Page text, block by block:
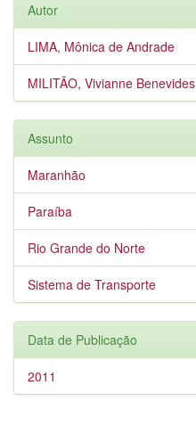
Autor
LIMA, Mônica de Andrade
MILITÃO, Vivianne Benevides
Assunto
Maranhão
Paraíba
Rio Grande do Norte
Sistema de Transporte
Data de Publicação
2011